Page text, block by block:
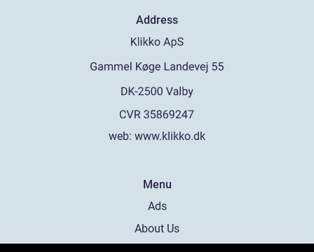
Address
web: www.klikko.dk
Menu
Ads
About Us